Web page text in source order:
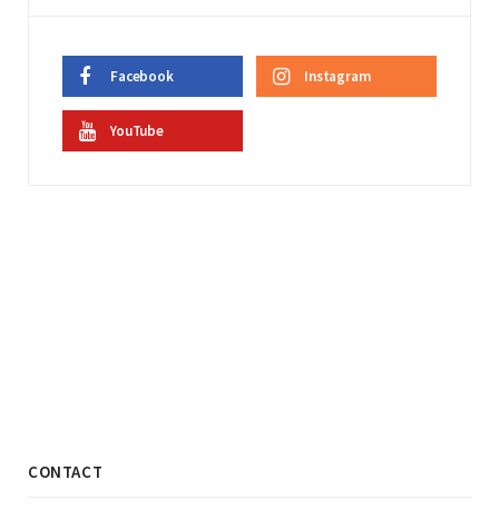
Facebook Instagram
YouTube
CONTACT